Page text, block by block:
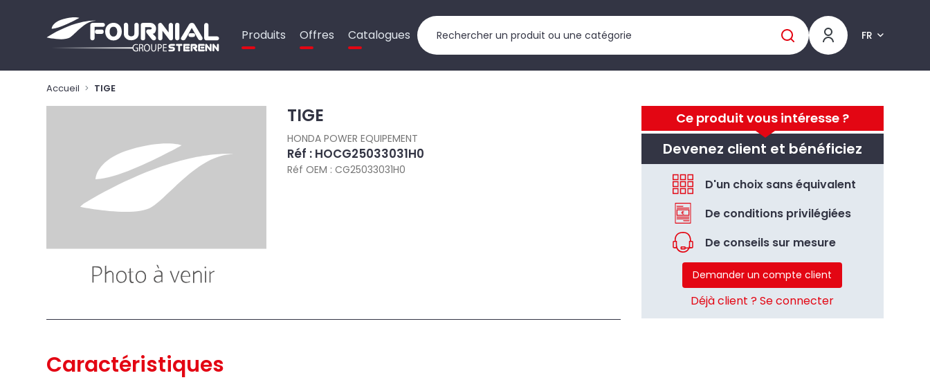
Produits Offres Catalogues FR
Accueil TIGE
Ce produit vous intéresse ?
Devenez client et bénéficiez
D'un choix sans équivalent
De conditions privilégiées
De conseils sur mesure
Demander un compte client
Déjà client ? Se connecter
TIGE
HONDA POWER EQUIPEMENT
Réf : HOCG25033031H0
Réf OEM : CG25033031H0
Caractéristiques